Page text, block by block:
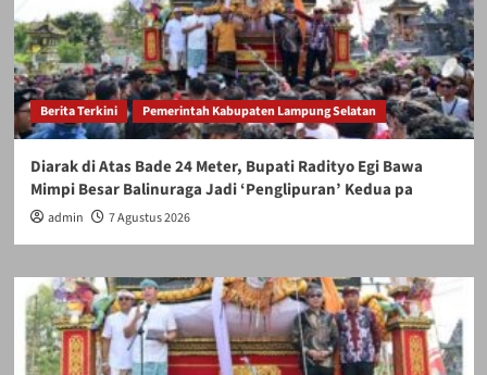
Berita Terkini Pemerintah Kabupaten Lampung Selatan
Diarak di Atas Bade 24 Meter, Bupati Radityo Egi Bawa
Mimpi Besar Balinuraga Jadi ‘Penglipuran’ Kedua pa
admin 7 Agustus 2026